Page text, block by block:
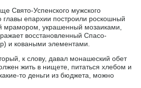
Свято-Успенского мужского
главы епархии построили роскошный
мрамором, украшенный мозаиками,
восстановленный Спасо-
и коваными элементами.
к слову, давал монашеский обет
жить в нищете, питаться хлебом и
то деньги из бюджета, можно